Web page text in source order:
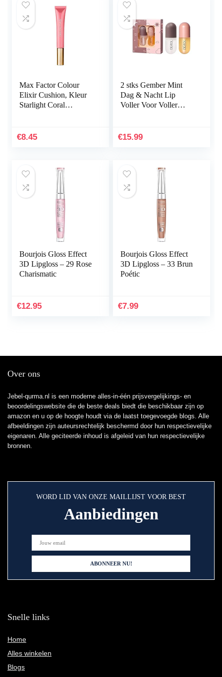
Max Factor Colour
Elixir Cushion, Kleur
Starlight Coral
€8.45
2 stks Gember Mint
Dag & Nacht Lip
Voller Voor Voller
Lippen Voller Voor…
€15.99
Bourjois Gloss Effect
3D Lipgloss – 29 Rose
Charismatic
€12.95
Bourjois Gloss Effect
3D Lipgloss – 33 Brun
Poétic
€7.99
Over ons
Jebel-qurma.nl is een moderne alles-in-één prijsvergelijkings- en
beoordelingswebsite die de beste deals biedt die beschikbaar zijn op
amazon en u op de hoogte houdt via de laatst toegevoegde blogs. Alle
afbeeldingen zijn auteursrechtelijk beschermd door hun respectievelijke
eigenaren. Alle geciteerde inhoud is afgeleid van hun respectievelijke
bronnen.
WORD LID VAN ONZE MAILLIJST VOOR BEST
Aanbiedingen
Snelle links
Home
Alles winkelen
Blogs